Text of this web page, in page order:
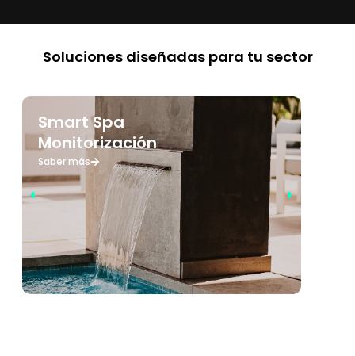
Soluciones diseñadas para tu sector
Smart Spa
Monitorización
Saber más